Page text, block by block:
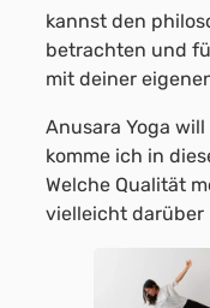
kannst den
betrachten und
mit deiner
Anusara Yoga
komme ich in
Welche Qualität
vielleicht darüber